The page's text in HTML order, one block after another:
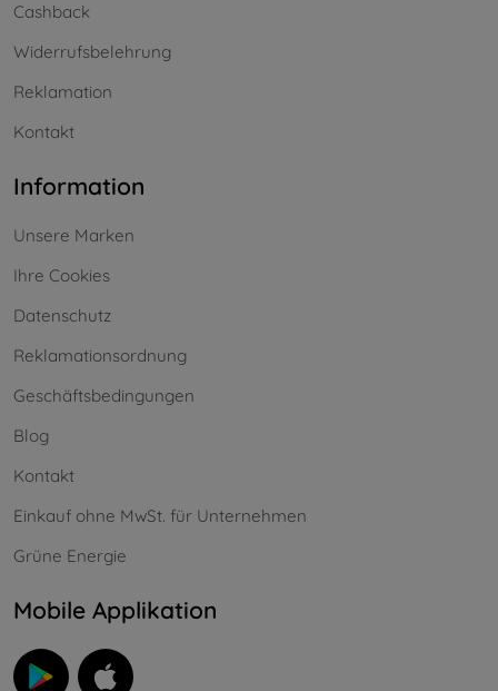
Cashback
Widerrufsbelehrung
Reklamation
Kontakt
Information
Unsere Marken
Ihre Cookies
Datenschutz
Reklamationsordnung
Geschäftsbedingungen
Blog
Kontakt
Einkauf ohne MwSt. für Unternehmen
Grüne Energie
Mobile Applikation